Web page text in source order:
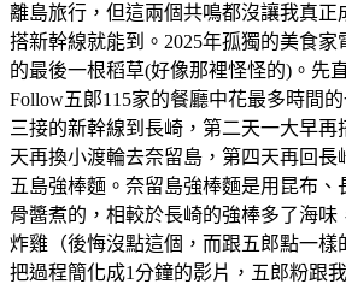
離島旅行，但這兩個共鳴都沒讓我真正
搭新幹線就能到。2025年孤獨的美食
的最後一根稻草(好像那裡怪怪的)。先
Follow五郞115家的餐廳中花最多時間
三接的新幹線到長崎，第二天一大早再
天再換小渡輪去奈留島，第四天再回長
五島強棒麵。奈留島強棒麵是用昆布、
骨醬煮的，相較於長崎的強棒多了海味
炸雞（後悔沒點這個，而跟五郎點一樣
把過程簡化成1分鐘的影片，五郎粉跟